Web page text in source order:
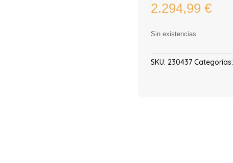
2.294,99 €
Sin existencias
SKU: 230437 Categorías: